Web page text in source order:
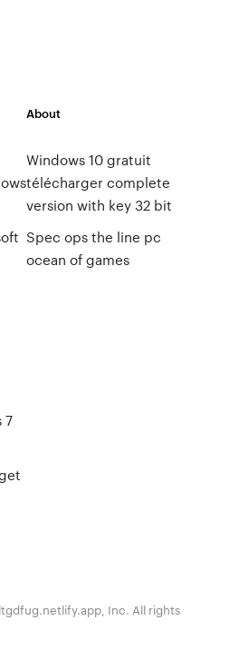
About
Windows 10 gratuit
télécharger complete
version with key 32 bit
Spec ops the line pc
ocean of games
7
Inc. All rights